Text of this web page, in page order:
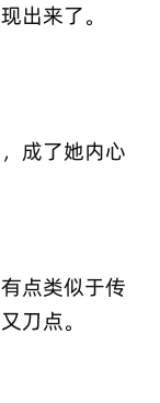
出来了。
成了她内心
点类似于传
刀点。